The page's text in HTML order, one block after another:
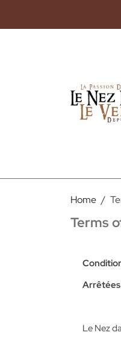
Home
Terms
Arrêtées
Le Nez